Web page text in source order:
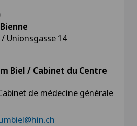
Unionsgasse 14
Biel / Cabinet du Centre
de médecine générale